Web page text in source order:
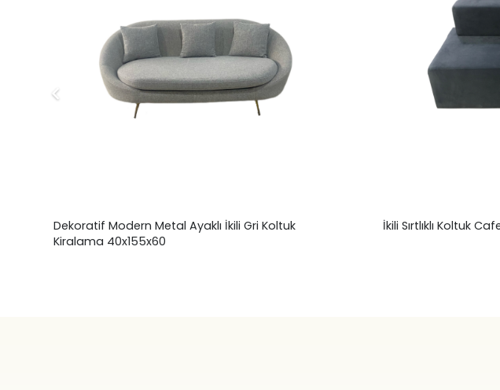
Dekoratif Modern Metal Ayaklı İkili Gri Koltuk
Kiralama 40x155x60
İkili Sırtlıklı Koltuk